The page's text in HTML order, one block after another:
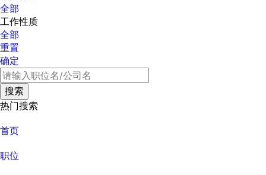
全部
工作性质
全部
重置
确定
热门搜索
首页
职位